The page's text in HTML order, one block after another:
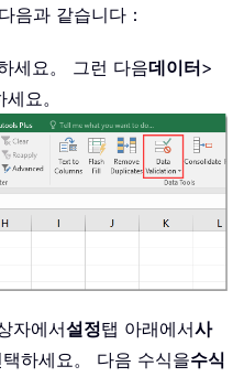
음과 같습니다：
세요。 그런 다음데이터>
요。
자에서설정탭 아래에서사
하세요。 다음 수식을수식